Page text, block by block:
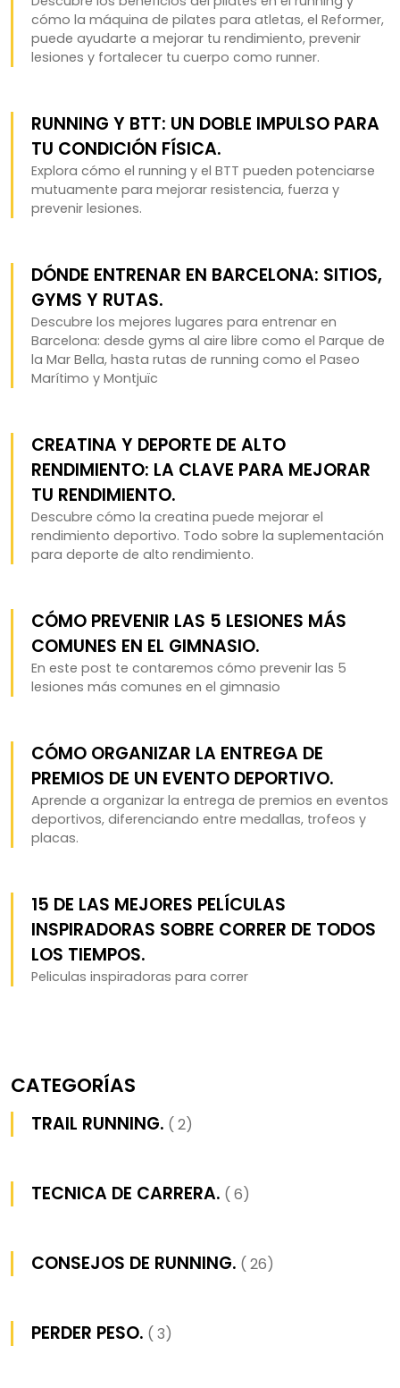
cómo la máquina de pilates para atletas, el Reformer,
puede ayudarte a mejorar tu rendimiento, prevenir
lesiones y fortalecer tu cuerpo como runner.
RUNNING Y BTT: UN DOBLE IMPULSO PARA
TU CONDICIÓN FÍSICA.
Explora cómo el running y el BTT pueden potenciarse
mutuamente para mejorar resistencia, fuerza y
prevenir lesiones.
DÓNDE ENTRENAR EN BARCELONA: SITIOS,
GYMS Y RUTAS.
Descubre los mejores lugares para entrenar en
Barcelona: desde gyms al aire libre como el Parque de
la Mar Bella, hasta rutas de running como el Paseo
Marítimo y Montjuïc
CREATINA Y DEPORTE DE ALTO
RENDIMIENTO: LA CLAVE PARA MEJORAR
TU RENDIMIENTO.
Descubre cómo la creatina puede mejorar el
rendimiento deportivo. Todo sobre la suplementación
para deporte de alto rendimiento.
CÓMO PREVENIR LAS 5 LESIONES MÁS
COMUNES EN EL GIMNASIO.
En este post te contaremos cómo prevenir las 5
lesiones más comunes en el gimnasio
CÓMO ORGANIZAR LA ENTREGA DE
PREMIOS DE UN EVENTO DEPORTIVO.
Aprende a organizar la entrega de premios en eventos
deportivos, diferenciando entre medallas, trofeos y
placas.
15 DE LAS MEJORES PELÍCULAS
INSPIRADORAS SOBRE CORRER DE TODOS
LOS TIEMPOS.
Peliculas inspiradoras para correr
CATEGORÍAS
TRAIL RUNNING. ( 2)
TECNICA DE CARRERA. ( 6)
CONSEJOS DE RUNNING. ( 26)
PERDER PESO. ( 3)